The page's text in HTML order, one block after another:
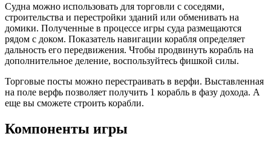
Судна можно использовать для торговли с соседями,
строительства и перестройки зданий или обменивать на
домики. Полученные в процессе игры суда размещаются
рядом с доком. Показатель навигации корабля определяет
дальность его передвижения. Чтобы продвинуть корабль на
дополнительное деление, воспользуйтесь фишкой силы.
Торговые посты можно перестраивать в верфи. Выставленная
на поле верфь позволяет получить 1 корабль в фазу дохода. А
еще вы сможете строить корабли.
Компоненты игры